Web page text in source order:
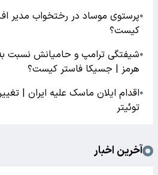
●پرستوی موساد در رختخواب مدیر
کیست؟
●شیفتگی ترامپ و حامیانش نسبت
هرمز | جسیکا فاستر کیست؟
●اقدام ایلان ماسک علیه ایران |
توئیتر
آخرین اخبار